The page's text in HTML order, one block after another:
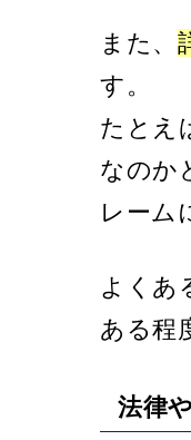
また、
す。
たとえ
なのか
レーム
よくあ
ある程
法律